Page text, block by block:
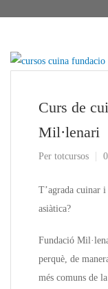
Curs de
Mil·lenari
Per totcursos
T’agrada cuinar i
asiàtica?
Fundació
perquè, de
més comuns de